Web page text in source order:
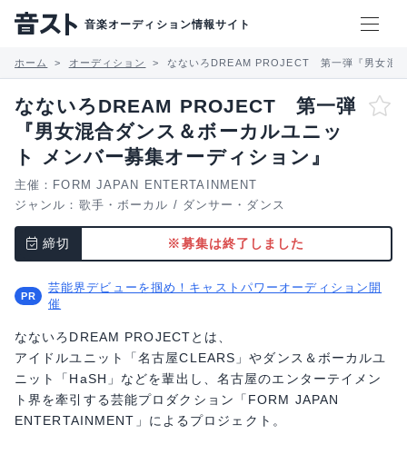
音楽オーディション情報サイト
ホーム オーディション なないろDREAM PROJECT 第一弾『男女混
なないろDREAM PROJECT 第一弾
『男女混合ダンス＆ボーカルユニッ
ト メンバー募集オーディション』
主催：FORM JAPAN ENTERTAINMENT
ジャンル： 歌手・ボーカル / ダンサー・ダンス
締切 ※募集は終了しました
芸能界デビューを掴め！キャストパワーオーディション開
催
なないろDREAM PROJECTとは、
アイドルユニット「名古屋CLEARS」やダンス＆ボーカルユ
ニット「HaSH」などを輩出し、名古屋のエンターテイメン
ト界を牽引する芸能プロダクション「FORM JAPAN
ENTERTAINMENT」によるプロジェクト。